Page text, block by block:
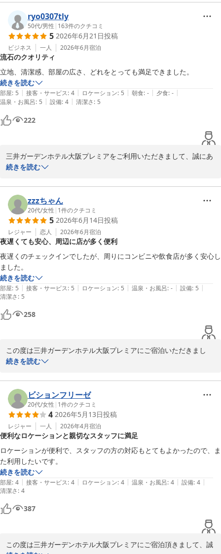
あげます。
ラウンジにご満足いただけたご様子で私どもも大変嬉しく思いま
す。
お客様からいただいたお言葉を励みに、今後もスタッフ一同サービ
ス向上に精進してまいります。
改めまして、貴重なご感想をお寄せいただきありがとうございま
す。
また機会がございましたら当館をご検討いただけますと幸いでござ
います。
三井ガーデンホテル大阪プレミア
ryo0307tly
50代/男性 | 163件のクチコミ
5 2026年6月21日投稿
ビジネス 一人 2026年6月宿泊
流石のクオリティ
立地、清潔感、部屋の広さ、どれをとっても満足できました。
続きを読む
部屋: 5 | 接客・サービス: 4 | ロケーション: 5 | 朝食: - | 夕食: - |
温泉・お風呂: 5 | 設備: 4 | 清潔さ: 5
222
三井ガーデンホテル大阪プレミアをご利用いただきまして、誠にあ
りがとうございます。
また、この度のご滞在に関しまして、高評価を頂戴いたしましたこ
と心より御礼申し上げます。
「流石のクオリティ」とお褒めのお言葉をいただきましたこと、身
に余る光栄でございます。
今後何度ご利用いただいてもご満足いただけるご滞在を提供できる
よう、引き続きサービス向上に励んでまいります。
またのご宿泊を心よりお待ち申しあげております。
宿泊支配人
三井ガーデンホテル大阪プレミア
続きを読む
zzzちゃん
20代/女性 | 1件のクチコミ
5 2026年6月14日投稿
レジャー 恋人 2026年6月宿泊
夜遅くても安心、周辺に店が多く便利
夜遅くのチェックインでしたが、周りにコンビニや飲食店が多く安心し
続きを読む
部屋: 5 | 接客・サービス: 5 | ロケーション: 5 | 温泉・お風呂: - | 設備: 5 |
清潔さ: 5
258
この度は三井ガーデンホテル大阪プレミアにご宿泊いただきまし
て、誠にありがとうございました。またご滞在後に感想をお寄せい
当館でのご滞在についてご満足いただけたご様子で嬉しい限りでご
ざいます。
当館はビジネス街に位置しておりますが、徒歩1分の場所にコンビ
ニエンスストアや周辺ビル内にいくつか飲食店がございます。また
最寄り駅近辺や大阪駅まで足を伸ばしていただくと、より多くの飲
食店があり選択肢が広がるかと存じます。
今後もより快適にお過ごしいただけるホテルを目指し、スタッフ一
同サービス向上に努めてまいります。
お客様のまたのご宿泊を心よりお待ち申しあげております。
宿泊支配人
2026-06-14
続きを読む
ビションフリーゼ
20代/女性 | 1件のクチコミ
4 2026年5月13日投稿
レジャー 一人 2026年4月宿泊
便利なロケーションと親切なスタッフに満足
ロケーションが便利で、スタッフの方の対応もとてもよかったので、ま
た利用したいです。
続きを読む
部屋: 4 | 接客・サービス: 4 | ロケーション: 4 | 温泉・お風呂: 4 | 設備: 4 |
清潔さ: 4
387
この度は三井ガーデンホテル大阪プレミアにご宿泊頂きまして、誠